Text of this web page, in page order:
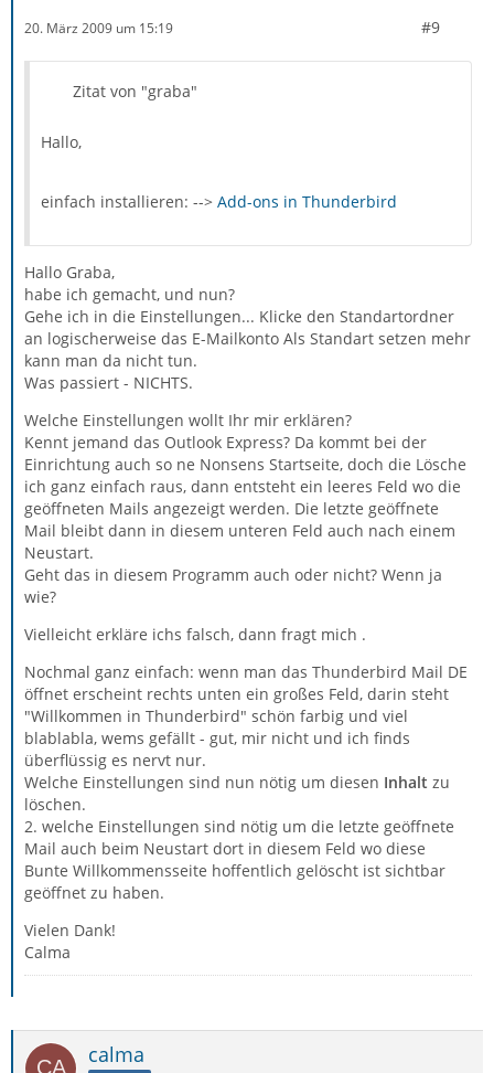
20. März 2009 um 15:19 #9
Zitat von "graba"
Hallo,
einfach installieren: --> Add-ons in Thunderbird
Hallo Graba,
habe ich gemacht, und nun?
Gehe ich in die Einstellungen... Klicke den Standartordner
an logischerweise das E-Mailkonto Als Standart setzen mehr
kann man da nicht tun.
Was passiert - NICHTS.
Welche Einstellungen wollt Ihr mir erklären?
Kennt jemand das Outlook Express? Da kommt bei der
Einrichtung auch so ne Nonsens Startseite, doch die Lösche
ich ganz einfach raus, dann entsteht ein leeres Feld wo die
geöffneten Mails angezeigt werden. Die letzte geöffnete
Mail bleibt dann in diesem unteren Feld auch nach einem
Neustart.
Geht das in diesem Programm auch oder nicht? Wenn ja
wie?
Vielleicht erkläre ichs falsch, dann fragt mich .
Nochmal ganz einfach: wenn man das Thunderbird Mail DE
öffnet erscheint rechts unten ein großes Feld, darin steht
"Willkommen in Thunderbird" schön farbig und viel
blablabla, wems gefällt - gut, mir nicht und ich finds
überflüssig es nervt nur.
Welche Einstellungen sind nun nötig um diesen Inhalt zu
löschen.
2. welche Einstellungen sind nötig um die letzte geöffnete
Mail auch beim Neustart dort in diesem Feld wo diese
Bunte Willkommensseite hoffentlich gelöscht ist sichtbar
geöffnet zu haben.
Vielen Dank!
Calma
calma